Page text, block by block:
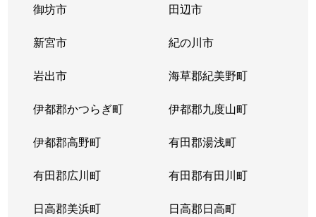
御坊市 田辺市
新宮市 紀の川市
岩出市 海草郡紀美野町
伊都郡かつらぎ町 伊都郡九度山町
伊都郡高野町 有田郡湯浅町
有田郡広川町 有田郡有田川町
日高郡美浜町 日高郡日高町